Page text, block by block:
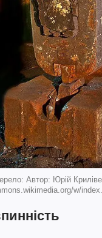
Автор: Юрій
w/